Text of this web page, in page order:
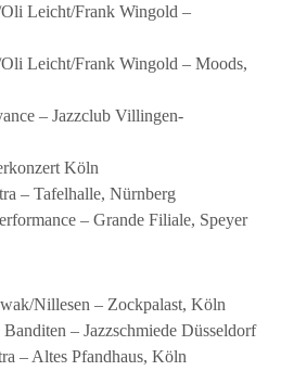
Leicht/Frank Wingold –
Leicht/Frank Wingold – Moods,
– Jazzclub Villingen-
Köln
– Tafelhalle, Nürnberg
– Grande Filiale, Speyer
Nillesen – Zockpalast, Köln
– Jazzschmiede Düsseldorf
– Altes Pfandhaus, Köln